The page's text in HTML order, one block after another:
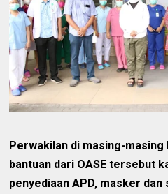
Perwakilan di masing-masing
bantuan dari OASE tersebut
penyediaan APD, masker